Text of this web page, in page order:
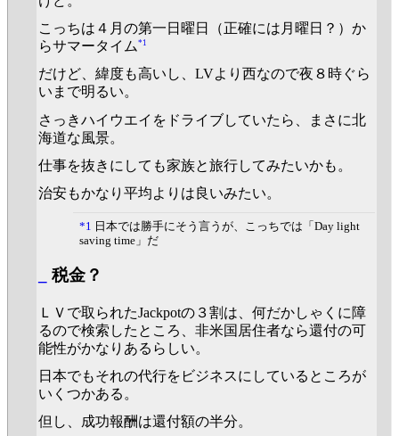
こっちは４月の第一日曜日（正確には月曜日？）か
らサマータイム *1
だけど、緯度も高いし、LVより西なので夜８時ぐら
いまで明るい。
さっきハイウエイをドライブしていたら、まさに北
海道な風景。
仕事を抜きにしても家族と旅行してみたいかも。
治安もかなり平均よりは良いみたい。
*1 日本では勝手にそう言うが、こっちでは「Day light
saving time」だ
税金？
ＬＶで取られたJackpotの３割は、何だかしゃくに障
るので検索したところ、非米国居住者なら還付の可
能性がかなりあるらしい。
日本でもそれの代行をビジネスにしているところが
いくつかある。
但し、成功報酬は還付額の半分。